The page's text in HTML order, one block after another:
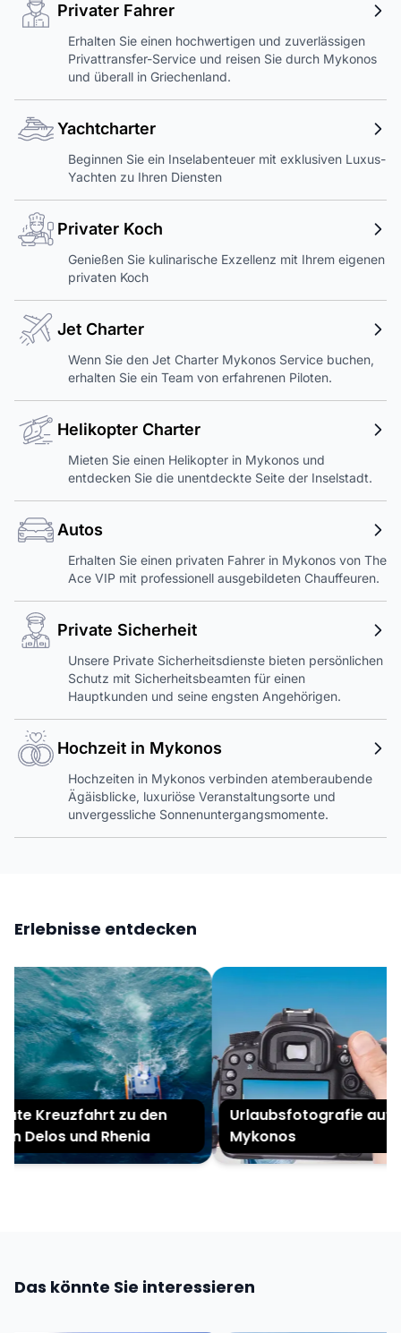
Privater Fahrer
Erhalten Sie einen hochwertigen und zuverlässigen
Privattransfer-Service und reisen Sie durch Mykonos
und überall in Griechenland.
Yachtcharter
Beginnen Sie ein Inselabenteuer mit exklusiven Luxus-
Yachten zu Ihren Diensten
Privater Koch
Genießen Sie kulinarische Exzellenz mit Ihrem eigenen
privaten Koch
Jet Charter
Wenn Sie den Jet Charter Mykonos Service buchen,
erhalten Sie ein Team von erfahrenen Piloten.
Helikopter Charter
Mieten Sie einen Helikopter in Mykonos und
entdecken Sie die unentdeckte Seite der Inselstadt.
Autos
Erhalten Sie einen privaten Fahrer in Mykonos von The
Ace VIP mit professionell ausgebildeten Chauffeuren.
Private Sicherheit
Unsere Private Sicherheitsdienste bieten persönlichen
Schutz mit Sicherheitsbeamten für einen
Hauptkunden und seine engsten Angehörigen.
Hochzeit in Mykonos
Hochzeiten in Mykonos verbinden atemberaubende
Ägäisblicke, luxuriöse Veranstaltungsorte und
unvergessliche Sonnenuntergangsmomente.
Erlebnisse entdecken
Kreuzfahrt zu den
Delos und Rhenia
Urlaubsfotografie auf
Mykonos
Das könnte Sie interessieren